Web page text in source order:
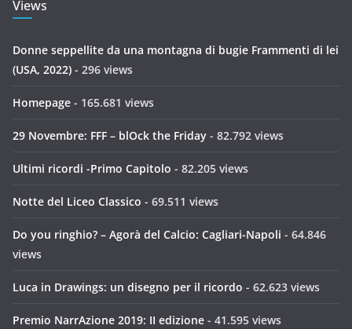
Views
Donne seppellite da una montagna di bugie Frammenti di lei
(USA, 2022) - 296 views
Homepage - 165.681 views
29 Novembre: FFF – blOck the Friday - 82.792 views
Ultimi ricordi -Primo Capitolo - 82.205 views
Notte del Liceo Classico - 69.511 views
Do you ringhio? – Agorà del Calcio: Cagliari-Napoli - 64.846
views
Luca in Drawings: un disegno per il ricordo - 62.623 views
Premio NarrAzione 2019: II edizione - 41.595 views